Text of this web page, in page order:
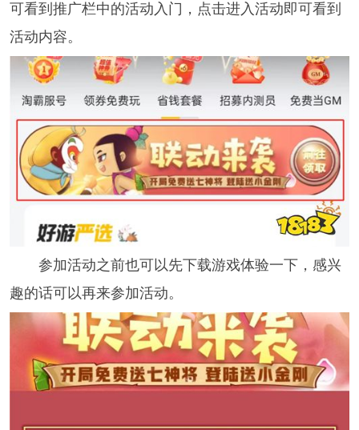
可看到推广栏中的活动入门，点击进入活动即可看到
活动内容。
参加活动之前也可以先下载游戏体验一下，感兴
趣的话可以再来参加活动。